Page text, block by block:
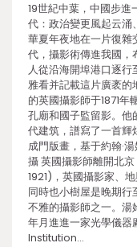
19世紀中葉，中國步
代：政治變更風起云涌
華夏年夜地在一片復
代，攝影術傳進我國，
人從沿海開埠港口逐
雅看并記載這片廣袤的
的英國攝影師于1871
孔廟和國子監留影。
代建筑，譜寫了一首輝
成門版畫，基于約翰·
攝 英國攝影師離開北
1921)，英國攝影家、
同時也小樹屋是晚期
不雅的攝影師之一。湯
年月進進一家光學儀
Institution…